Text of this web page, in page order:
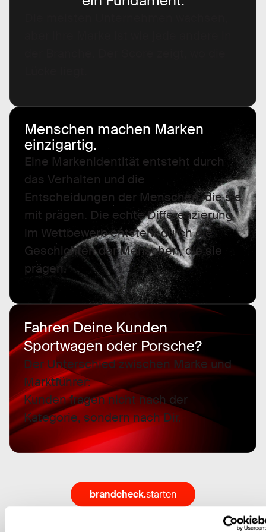
Menschen machen Marken
einzigartig.
Eine Markenidentität entsteht durch
das Verhalten und die
Entscheidungen der Menschen, die sie
mit prägen. Die echte Differenzierung
im Wettbewerb entsteht durch die
Geschichten der Menschen, die sie
prägen.
Fahren Deine Kunden
Sportwagen oder Porsche?
Der Unterschied zwischen Marke und
Marktführer:
Kunden fragen nicht nach der
Kategorie, sondern nach Dir.
brandcheck.starten